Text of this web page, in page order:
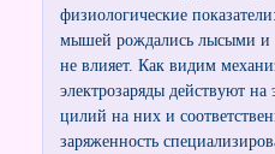
физиологические
мышей рождались лысыми и
не влияет. Как видим
электрозаряды действуют
цилий на них и
заряженность